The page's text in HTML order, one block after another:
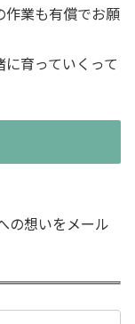
作業も有償でお願
育っていくって
の想いをメール